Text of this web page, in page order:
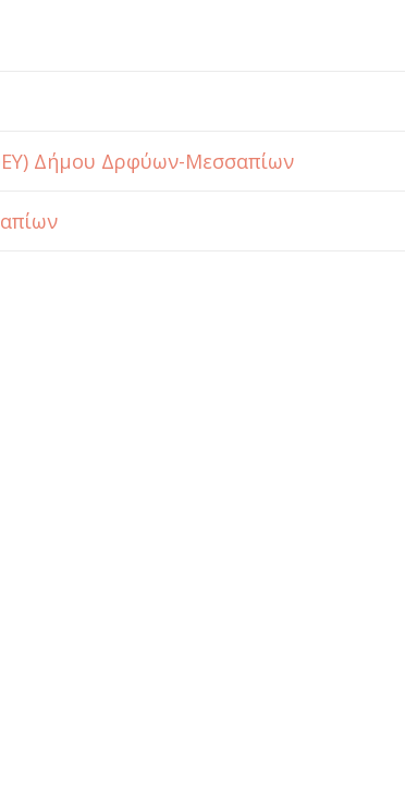
Δήμου Δρφύων-Μεσσαπίων